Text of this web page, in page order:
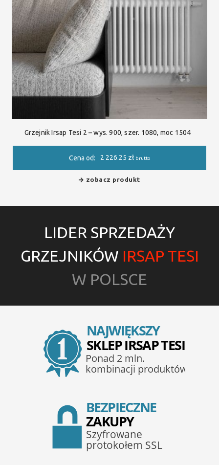
Grzejnik Irsap Tesi 2 – wys. 900, szer. 1080, moc 1504
Cena od: 2 226.25 zł brutto
zobacz produkt
LIDER SPRZEDAŻY
GRZEJNIKÓW IRSAP TESI
W POLSCE